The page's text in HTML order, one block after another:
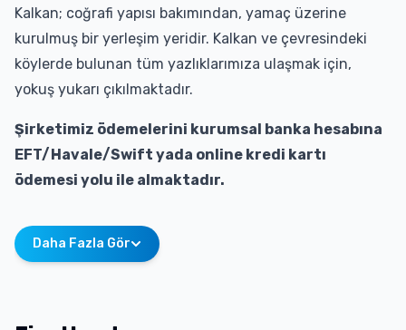
Kalkan; coğrafi yapısı bakımından, yamaç üzerine
kurulmuş bir yerleşim yeridir. Kalkan ve çevresindeki
köylerde bulunan tüm yazlıklarımıza ulaşmak için,
yokuş yukarı çıkılmaktadır.
Şirketimiz ödemelerini kurumsal banka hesabına
EFT/Havale/Swift yada online kredi kartı
ödemesi yolu ile almaktadır.
Daha Fazla Gör